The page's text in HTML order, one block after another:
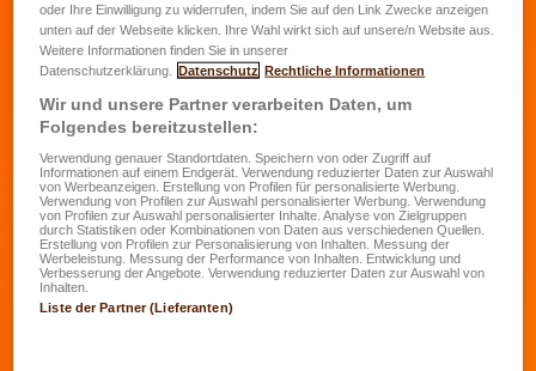
Vorname *
Name*
Geburtsdatum*
TT.MM.JJJJ
Straße/Nr.*
oder Ihre Einwilligung zu widerrufen, indem Sie auf den Link Zwecke anzeigen
unten auf der Webseite klicken. Ihre Wahl wirkt sich auf unsere/n Website aus.
Weitere Informationen finden Sie in unserer
Datenschutzerklärung.
Datenschutz Rechtliche Informationen
Wir und unsere Partner verarbeiten Daten, um
Folgendes bereitzustellen:
Verwendung genauer Standortdaten. Speichern von oder Zugriff auf
Informationen auf einem Endgerät. Verwendung reduzierter Daten zur Auswahl
von Werbeanzeigen. Erstellung von Profilen für personalisierte Werbung.
Verwendung von Profilen zur Auswahl personalisierter Werbung. Verwendung
von Profilen zur Auswahl personalisierter Inhalte. Analyse von Zielgruppen
durch Statistiken oder Kombinationen von Daten aus verschiedenen Quellen.
Erstellung von Profilen zur Personalisierung von Inhalten. Messung der
Werbeleistung. Messung der Performance von Inhalten. Entwicklung und
Verbesserung der Angebote. Verwendung reduzierter Daten zur Auswahl von
Inhalten.
Liste der Partner (Lieferanten)